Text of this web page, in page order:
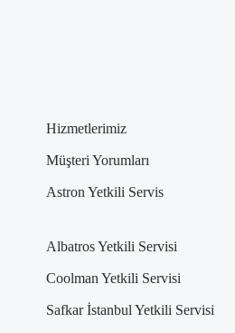
Hizmetlerimiz
Müşteri Yorumları
Astron Yetkili Servis
Albatros Yetkili Servisi
Coolman Yetkili Servisi
Safkar İstanbul Yetkili Servisi